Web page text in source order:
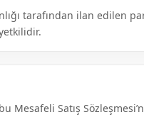
tarafından ilan edilen
Satış